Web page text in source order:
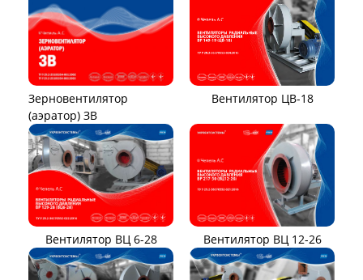
Зерновентилятор
(аэратор) ЗВ
Вентилятор ЦВ-18
Вентилятор ВЦ 6-28 Вентилятор ВЦ 12-26